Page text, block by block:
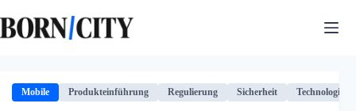
Inhalt
springen
Mobile Produkteinführung Regulierung Sicherheit Technologie